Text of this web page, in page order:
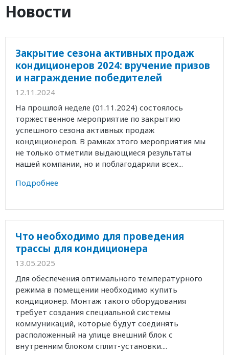
Новости
Закрытие сезона активных продаж
кондиционеров 2024: вручение призов
и награждение победителей
12.11.2024
На прошлой неделе (01.11.2024) состоялось
торжественное мероприятие по закрытию
успешного сезона активных продаж
кондиционеров. В рамках этого мероприятия мы
не только отметили выдающиеся результаты
нашей компании, но и поблагодарили всех...
Подробнее
Что необходимо для проведения
трассы для кондиционера
13.05.2025
Для обеспечения оптимального температурного
режима в помещении необходимо купить
кондиционер. Монтаж такого оборудования
требует создания специальной системы
коммуникаций, которые будут соединять
расположенный на улице внешний блок с
внутренним блоком сплит-установки....